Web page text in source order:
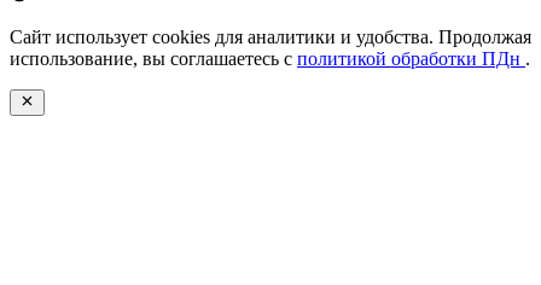
Сайт использует cookies для аналитики и удобства. Продолжая
использование, вы соглашаетесь с политикой обработки ПДн .